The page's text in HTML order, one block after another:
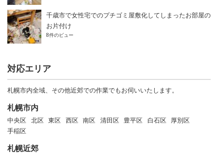
千歳市で女性宅でのプチゴミ屋敷化してしまったお部屋の
お片付け
8件のビュー
対応エリア
札幌市内全域、その他近郊での作業でもお伺いいたします。
札幌市内
中央区 北区 東区 西区 南区 清田区 豊平区 白石区 厚別区
手稲区
札幌近郊